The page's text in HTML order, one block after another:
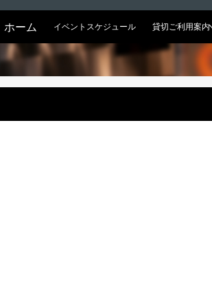
ホーム イベントスケジュール 貸切ご利用案内